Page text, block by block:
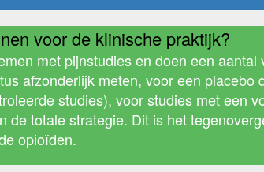
voor de klinische praktijk?
met pijnstudies en doen een
afzonderlijk meten, voor een
studies), voor studies met een
de totale strategie. Dit is het
opioïden.